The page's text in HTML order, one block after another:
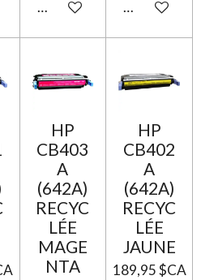
panierAjouter au panierAjouter au
HP
CB403
A
(642A)
RECYC
LÉE
MAGE
NTA
HP
CB402
A
(642A)
RECYC
LÉE
JAUNE
189,95 $CA